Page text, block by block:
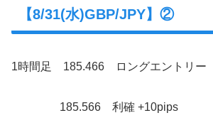
【8/31(水)GBP/JPY】②
1時間足 185.466 ロングエントリー
185.566 利確 +10pips